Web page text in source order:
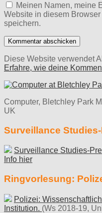
Meinen Namen, meine
Website in diesem
speichern.
Diese Website verwendet
Erfahre, wie deine
Computer, Bletchley Park
UK
Surveillance
Surveillance Studies-
Info hier
Ringvorlesung:
Polizei:
Institution. (Ws 2018-19,